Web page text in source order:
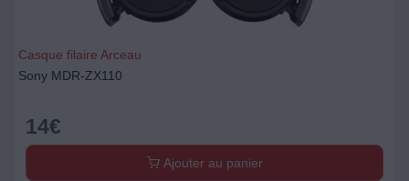
Casque filaire Arceau
Sony MDR-ZX110
14€
Ajouter au panier